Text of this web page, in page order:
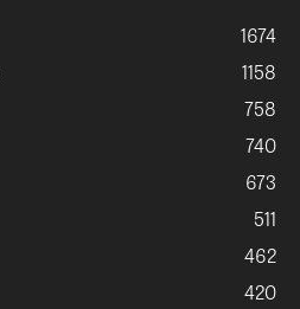
1674
1158
758
740
673
511
462
420